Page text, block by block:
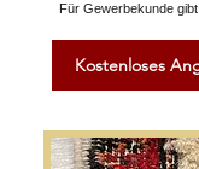
Für Gewerbekunde
Kostenloses